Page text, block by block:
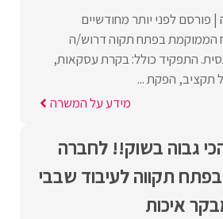
פורסם לפני יותר מחודשיים
הממוקמת בפתח תקוה דרוש/ה
התפקיד כולל: בקרת עסקאות,
תקציב, הפקת ...
מידע על המשרה
גבוה בשוק!! לחברה
תקווה לעיבוד שבבי
איכות